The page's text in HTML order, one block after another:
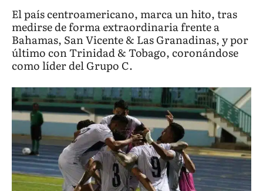
El país centroamericano, marca un hito, tras
medirse de forma extraordinaria frente a
Bahamas, San Vicente & Las Granadinas, y por
último con Trinidad & Tobago, coronándose
como líder del Grupo C.